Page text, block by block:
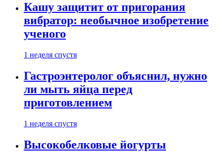
Кашу защитит от пригорания
вибратор: необычное изобретение
ученого
1 неделя спустя
Гастроэнтеролог объяснил, нужно
ли мыть яйца перед
приготовлением
1 неделя спустя
Высокобелковые йогурты